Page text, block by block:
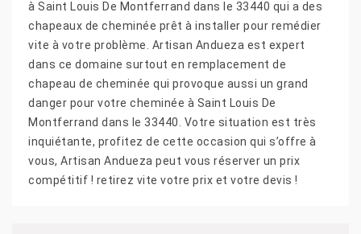
à Saint Louis De Montferrand dans le 33440 qui a des
chapeaux de cheminée prêt à installer pour remédier
vite à votre problème. Artisan Andueza est expert
dans ce domaine surtout en remplacement de
chapeau de cheminée qui provoque aussi un grand
danger pour votre cheminée à Saint Louis De
Montferrand dans le 33440. Votre situation est très
inquiétante, profitez de cette occasion qui s’offre à
vous, Artisan Andueza peut vous réserver un prix
compétitif ! retirez vite votre prix et votre devis !